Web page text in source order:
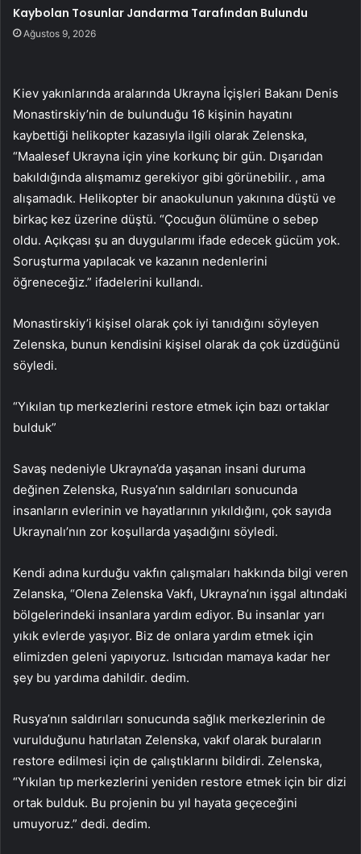
Kaybolan Tosunlar Jandarma Tarafından Bulundu
Ağustos 9, 2026
Kiev yakınlarında aralarında Ukrayna İçişleri Bakanı Denis
Monastirskiy’nin de bulunduğu 16 kişinin hayatını
kaybettiği helikopter kazasıyla ilgili olarak Zelenska,
“Maalesef Ukrayna için yine korkunç bir gün. Dışarıdan
bakıldığında alışmamız gerekiyor gibi görünebilir. , ama
alışamadık. Helikopter bir anaokulunun yakınına düştü ve
birkaç kez üzerine düştü. “Çocuğun ölümüne o sebep
oldu. Açıkçası şu an duygularımı ifade edecek gücüm yok.
Soruşturma yapılacak ve kazanın nedenlerini
öğreneceğiz.” ifadelerini kullandı.
Monastirskiy’i kişisel olarak çok iyi tanıdığını söyleyen
Zelenska, bunun kendisini kişisel olarak da çok üzdüğünü
söyledi.
“Yıkılan tıp merkezlerini restore etmek için bazı ortaklar
bulduk”
Savaş nedeniyle Ukrayna’da yaşanan insani duruma
değinen Zelenska, Rusya’nın saldırıları sonucunda
insanların evlerinin ve hayatlarının yıkıldığını, çok sayıda
Ukraynalı’nın zor koşullarda yaşadığını söyledi.
Kendi adına kurduğu vakfın çalışmaları hakkında bilgi veren
Zelanska, “Olena Zelenska Vakfı, Ukrayna’nın işgal altındaki
bölgelerindeki insanlara yardım ediyor. Bu insanlar yarı
yıkık evlerde yaşıyor. Biz de onlara yardım etmek için
elimizden geleni yapıyoruz. Isıtıcıdan mamaya kadar her
şey bu yardıma dahildir. dedim.
Rusya’nın saldırıları sonucunda sağlık merkezlerinin de
vurulduğunu hatırlatan Zelenska, vakıf olarak buraların
restore edilmesi için de çalıştıklarını bildirdi. Zelenska,
“Yıkılan tıp merkezlerini yeniden restore etmek için bir dizi
ortak bulduk. Bu projenin bu yıl hayata geçeceğini
umuyoruz.” dedi. dedim.